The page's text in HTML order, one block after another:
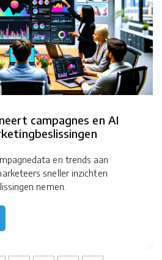
campagnes en AI
en trends aan
sneller inzichten
nemen.